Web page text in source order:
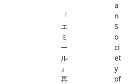
『
エ
ミ
ー
ル
』
再
a
n
S
o
ci
et
y
of